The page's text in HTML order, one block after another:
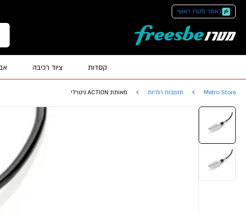
לאתר מטרו ראשי
קסדות ציוד רכיבה
Metro Store תושבות רגליות מאותת ACTION ניטרלי